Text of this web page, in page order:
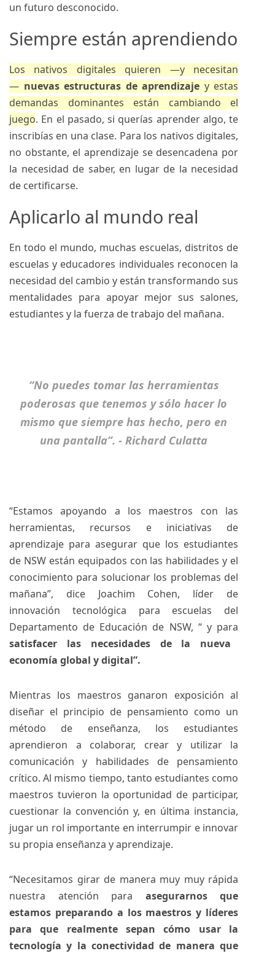
un futuro desconocido.
Siempre están aprendiendo
Los nativos digitales quieren —y necesitan
— nuevas estructuras de aprendizaje y estas
demandas dominantes están cambiando el
juego. En el pasado, si querías aprender algo, te
inscribías en una clase. Para los nativos digitales,
no obstante, el aprendizaje se desencadena por
la necesidad de saber, en lugar de la necesidad
de certificarse.
Aplicarlo al mundo real
En todo el mundo, muchas escuelas, distritos de
escuelas y educadores individuales reconocen la
necesidad del cambio y están transformando sus
mentalidades para apoyar mejor sus salones,
estudiantes y la fuerza de trabajo del mañana.
“No puedes tomar las herramientas
poderosas que tenemos y sólo hacer lo
mismo que siempre has hecho, pero en
una pantalla”. - Richard Culatta
“Estamos apoyando a los maestros con las
herramientas, recursos e iniciativas de
aprendizaje para asegurar que los estudiantes
de NSW están equipados con las habilidades y el
conocimiento para solucionar los problemas del
mañana”, dice Joachim Cohen, líder de
innovación tecnológica para escuelas del
Departamento de Educación de NSW, “ y para
satisfacer las necesidades de la nueva
economía global y digital”.
Mientras los maestros ganaron exposición al
diseñar el principio de pensamiento como un
método de enseñanza, los estudiantes
aprendieron a colaborar, crear y utilizar la
comunicación y habilidades de pensamiento
crítico. Al mismo tiempo, tanto estudiantes como
maestros tuvieron la oportunidad de participar,
cuestionar la convención y, en última instancia,
jugar un rol importante en interrumpir e innovar
su propia enseñanza yaprendizaje.
“Necesitamos girar de manera muy muy rápida
nuestra atención para asegurarnos que
estamos preparando a los maestros y líderes
para que realmente sepan cómo usar la
tecnología y la conectividad de manera que